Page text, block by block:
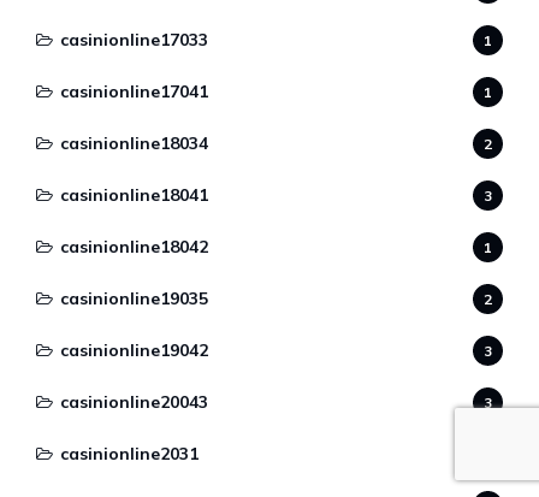
casinionline17033 1
casinionline17041 1
casinionline18034 2
casinionline18041 3
casinionline18042 1
casinionline19035 2
casinionline19042 3
casinionline20043 3
casinionline2031